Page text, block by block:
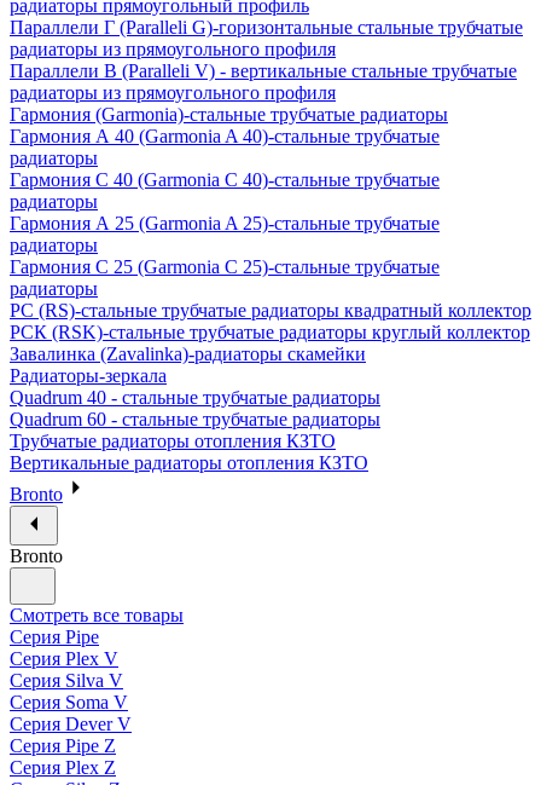
радиаторы прямоугольный профиль
Параллели Г (Paralleli G)-горизонтальные стальные трубчатые
радиаторы из прямоугольного профиля
Параллели В (Paralleli V) - вертикальные стальные трубчатые
радиаторы из прямоугольного профиля
Гармония (Garmonia)-стальные трубчатые радиаторы
Гармония А 40 (Garmonia A 40)-стальные трубчатые
радиаторы
Гармония С 40 (Garmonia C 40)-стальные трубчатые
радиаторы
Гармония А 25 (Garmonia A 25)-стальные трубчатые
радиаторы
Гармония С 25 (Garmonia C 25)-стальные трубчатые
радиаторы
РС (RS)-стальные трубчатые радиаторы квадратный коллектор
РСК (RSK)-стальные трубчатые радиаторы круглый коллектор
Завалинка (Zavalinka)-радиаторы скамейки
Радиаторы-зеркала
Quadrum 40 - стальные трубчатые радиаторы
Quadrum 60 - стальные трубчатые радиаторы
Трубчатые радиаторы отопления КЗТО
Вертикальные радиаторы отопления КЗТО
Bronto
Bronto
Смотреть все товары
Серия Pipe
Серия Plex V
Серия Silva V
Серия Soma V
Серия Dever V
Серия Pipe Z
Серия Plex Z